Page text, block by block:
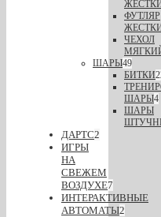
ФУТЛЯР
ЧЕХОЛ
ШАРЫ49
БИТКИ
ШАРЫ4
ШАРЫ
ДАРТС2
ИГРЫ
НА
СВЕЖЕМ
ВОЗДУХЕ7
ИНТЕРАКТИВНЫЕ
АВТОМАТЫ2